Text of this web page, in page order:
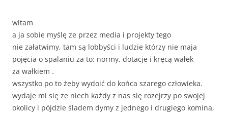
witam
a ja sobie myślę ze przez media i projekty tego
nie załatwimy, tam są lobbyści i ludzie którzy nie maja
pojęcia o spalaniu za to: normy, dotacje i kręcą wałek
za wałkiem .
wszystko po to żeby wydoić do końca szarego człowieka.
wydaje mi się ze niech każdy z nas się rozejrzy po swojej
okolicy i pójdzie śladem dymy z jednego i drugiego komina,